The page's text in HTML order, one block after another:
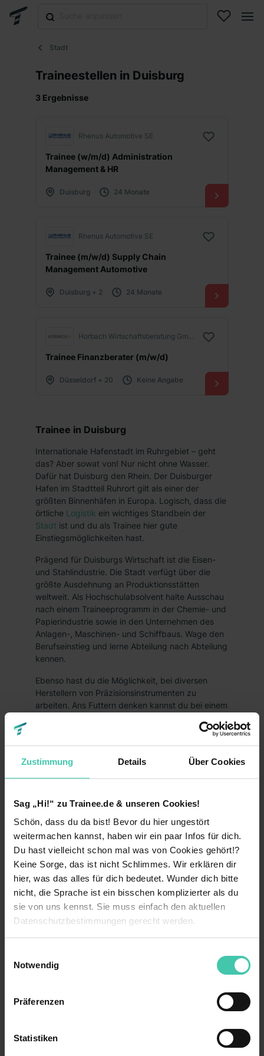
Zustimmung Details Über Cookies
Sag „Hi!“ zu Trainee.de & unseren Cookies!
Schön, dass du da bist! Bevor du hier ungestört
weitermachen kannst, haben wir ein paar Infos für dich.
Du hast vielleicht schon mal was von Cookies gehört!?
Keine Sorge, das ist nicht Schlimmes. Wir erklären dir
hier, was das alles für dich bedeutet. Wunder dich bitte
nicht, die Sprache ist ein bisschen komplizierter als du
sie von uns kennst. Sie muss einfach den aktuellen
Datenschutzbestimmungen gerecht werden.
Benutzung der Webseite getroffenen Einstellungen zu
Webseite zu analysieren („Statistiken“), um
Informationen zu deiner Verwendung unserer Website an
Notwendig
Präferenzen
Statistiken
Stadt
Traineestellen in Duisburg
3 Ergebnisse
Rhenus Automotive SE
Trainee (w/m/d) Administration
Management & HR
Duisburg 24 Monate
Rhenus Automotive SE
Trainee (m/w/d) Supply Chain
Management Automotive
Duisburg + 2 24 Monate
Horbach Wirtschaftsberatung GmbH
Trainee Finanzberater (m/w/d)
Düsseldorf + 20 Keine Angabe
Trainee in Duisburg
Internationale Hafenstadt im Ruhrgebiet – geht
das? Aber sowat von! Nur nicht ohne Wasser.
Dafür hat Duisburg den Rhein. Der Duisburger
Hafen im Stadtteil Ruhrort gilt als einer der
größten Binnenhäfen in Europa. Logisch, dass die
örtliche Logistik ein wichtiges Standbein der
Stadt ist und du als Trainee hier gute
Einstiegsmöglichkeiten hast.
Prägend für Duisburgs Wirtschaft ist die Eisen-
und Stahlindustrie. Die Stadt verfügt über die
größte Ausdehnung an Produktionsstätten
weltweit. Als Hochschulabsolvent halte Ausschau
nach einem Traineeprogramm in der Chemie- und
Papierindustrie sowie in den Unternehmen des
Anlagen-, Maschinen- und Schiffbaus. Wage den
Berufseinstieg und lerne Abteilung nach Abteilung
kennen.
Ebenso hast du die Möglichkeit, bei diversen
Herstellern von Präzisionsinstrumenten zu
arbeiten. Ans Futtern denken kannst du bei einem
und
Duisburg ebenfalls fündig. Zudem halten große
Dienstleistungsunternehmen interessante
Aufgaben bereit. Technik begeistert dich und du
mittelständisch orientiertenUnternehmenwagen?
Auf zum Tectrum! Im Technologiezentrum findest
du Gründerkultur und Unternehmen aus allen
Bereichen derElektronikund ihrer Anwendungen.
ObVertrieboderMarketing– nutze deine Chance
auf spannende Aufgaben!
Wusstest du schon, …
… dass in Duisburg Zebras Fußball spielen?
aufgrund seiner seit jeher gestreiften Trikots
Duisburg – das ist Industrie – Industriekultur! Wo